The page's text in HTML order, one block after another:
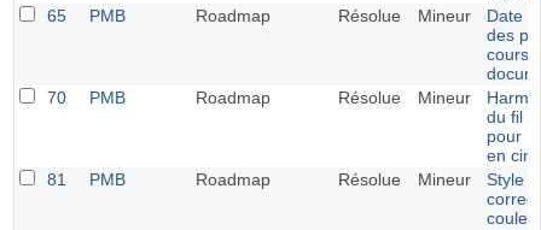
65
PMB Roadmap Résolue Mineur
Date
des
cours
70
PMB Roadmap Résolue Mineur
du fil
pour
en
81
PMB Roadmap Résolue Mineur
Style